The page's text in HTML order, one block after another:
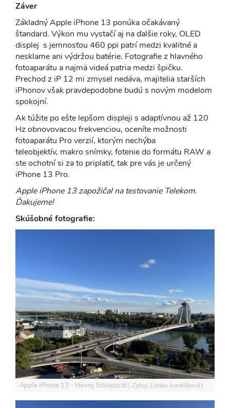
Záver
Základný Apple iPhone 13 ponúka očakávaný
štandard. Výkon mu vystačí aj na ďalšie roky, OLED
displej s jemnosťou 460 ppi patrí medzi kvalitné a
nesklame ani výdržou batérie. Fotografie z hlavného
fotoaparátu a najmä videá patria medzi špičku.
Prechod z iP 12 mi zmysel nedáva, majitelia starších
iPhonov však pravdepodobne budú s novým modelom
spokojní.
Ak túžite po ešte lepšom displeji s adaptívnou až 120
Hz obnovovacou frekvenciou, oceníte možnosti
fotoaparátu Pro verzií, ktorým nechýba
teleobjektív, makro snímky, fotenie do formátu RAW a
ste ochotní si za to priplatiť, tak pre vás je určený
iPhone 13 Pro.
Apple iPhone 13 zapožičal na testovanie Telekom.
Ďakujeme!
Skúšobné fotografie:
Apple iPhone 13 - hlavný fotoaparát Zdroj: Lenka Ivančíková